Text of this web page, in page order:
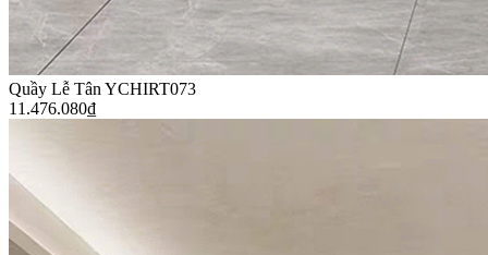
Quầy Lễ Tân YCHIRT073
11.476.080₫